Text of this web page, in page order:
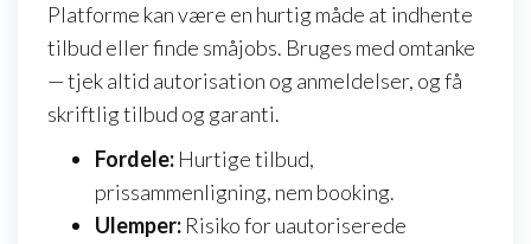
Platforme kan være en hurtig måde at indhente
tilbud eller finde småjobs. Bruges med omtanke
— tjek altid autorisation og anmeldelser, og få
skriftlig tilbud og garanti.
Fordele: Hurtige tilbud,
prissammenligning, nem booking.
Ulemper: Risiko for uautoriserede